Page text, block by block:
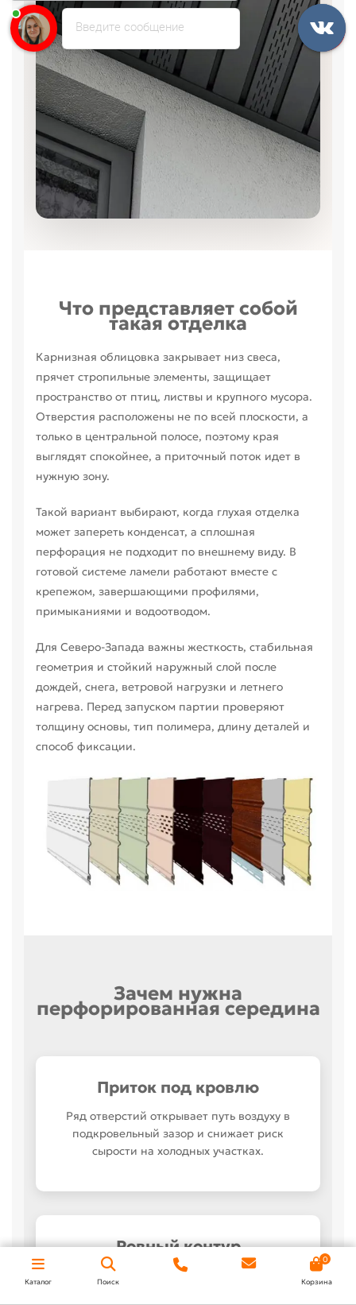
Что представляет собой
такая отделка
Карнизная облицовка закрывает низ свеса,
прячет стропильные элементы, защищает
пространство от птиц, листвы и крупного мусора.
Отверстия расположены не по всей плоскости, а
только в центральной полосе, поэтому края
выглядят спокойнее, а приточный поток идет в
нужную зону.
Такой вариант выбирают, когда глухая отделка
может запереть конденсат, а сплошная
перфорация не подходит по внешнему виду. В
готовой системе ламели работают вместе с
крепежом, завершающими профилями,
примыканиями и водоотводом.
Для Северо-Запада важны жесткость, стабильная
геометрия и стойкий наружный слой после
дождей, снега, ветровой нагрузки и летнего
нагрева. Перед запуском партии проверяют
толщину основы, тип полимера, длину деталей и
способ фиксации.
Зачем нужна
перфорированная середина
Приток под кровлю
Ряд отверстий открывает путь воздуху в
подкровельный зазор и снижает риск
сырости на холодных участках.
Ровный контур
Нижняя линия закрывается без грубых
Каталог Поиск
0
Корзина
Введите сообщение